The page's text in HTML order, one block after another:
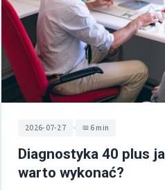
2026-07-27 • 6 min
Diagnostyka 40 plus
warto wykonać?